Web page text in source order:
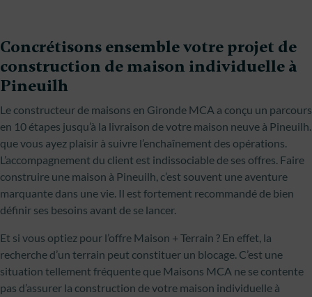
Concrétisons ensemble votre projet de
construction de maison individuelle à
Pineuilh
Le constructeur de maisons en Gironde MCA a conçu un parcours
en 10 étapes jusqu’à la livraison de votre maison neuve à Pineuilh.
que vous ayez plaisir à suivre l’enchaînement des opérations.
L’accompagnement du client est indissociable de ses offres. Faire
construire une maison à Pineuilh, c’est souvent une aventure
marquante dans une vie. Il est fortement recommandé de bien
définir ses besoins avant de se lancer.
Et si vous optiez pour l’offre Maison + Terrain ? En effet, la
recherche d’un terrain peut constituer un blocage. C’est une
situation tellement fréquente que Maisons MCA ne se contente
pas d’assurer la construction de votre maison individuelle à